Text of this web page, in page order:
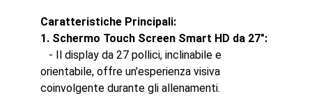
Caratteristiche Principali:
1. Schermo Touch Screen Smart HD da 27":
- Il display da 27 pollici, inclinabile e
orientabile, offre un'esperienza visiva
coinvolgente durante gli allenamenti.